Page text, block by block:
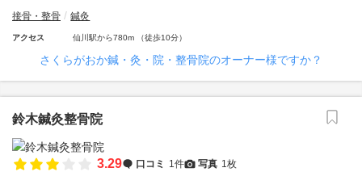
接骨・整骨 鍼灸
アクセス 仙川駅から780m （徒歩10分）
さくらがおか鍼・灸・院・整骨院のオーナー様ですか？
鈴木鍼灸整骨院
3.29 口コミ 1件 写真 1枚